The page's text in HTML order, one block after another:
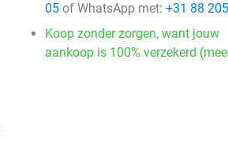
05 of WhatsApp met: +31 88
Koop zonder zorgen, want jouw
aankoop is 100% verzekerd